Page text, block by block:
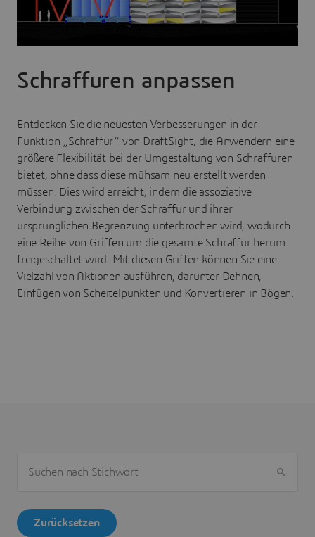
Schraffuren anpassen
Entdecken Sie die neuesten Verbesserungen in der
Funktion „Schraffur“ von DraftSight, die Anwendern eine
größere Flexibilität bei der Umgestaltung von Schraffuren
bietet, ohne dass diese mühsam neu erstellt werden
müssen. Dies wird erreicht, indem die assoziative
Verbindung zwischen der Schraffur und ihrer
ursprünglichen Begrenzung unterbrochen wird, wodurch
eine Reihe von Griffen um die gesamte Schraffur herum
freigeschaltet wird. Mit diesen Griffen können Sie eine
Vielzahl von Aktionen ausführen, darunter Dehnen,
Einfügen von Scheitelpunkten und Konvertieren in Bögen.
SUCHEN NACH STICHWORT
Zurücksetzen